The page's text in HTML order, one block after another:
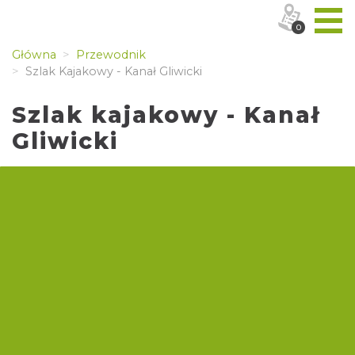
Główna
Przewodnik
Szlak Kajakowy - Kanał Gliwicki
Szlak kajakowy - Kanał
Gliwicki
0